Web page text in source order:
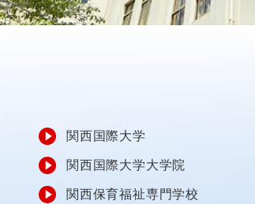
関西国際大学
関西国際大学大学院
関西保育福祉専門学校